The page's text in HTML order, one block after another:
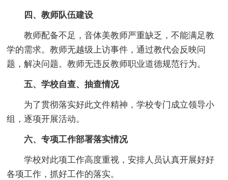
四、教师队伍建设
教师配备不足，音体美教师严重缺乏，不能满足教
学的需求。教师无越级上访事件，通过教代会反映问
题，解决问题。教师无违反教师职业道德规范行为。
五、学校自查、抽查情况
为了贯彻落实好此文件精神，学校专门成立领导小
组，逐项开展活动。
六、专项工作部署落实情况
学校对此项工作高度重视，安排人员认真开展好好
各项工作，抓好工作的落实。